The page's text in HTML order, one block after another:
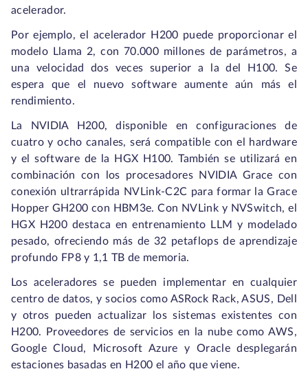
acelerador.
Por ejemplo, el acelerador H200 puede proporcionar el
modelo Llama 2, con 70.000 millones de parámetros, a
una velocidad dos veces superior a la del H100. Se
espera que el nuevo software aumente aún más el
rendimiento.
La NVIDIA H200, disponible en configuraciones de
cuatro y ocho canales, será compatible con el hardware
y el software de la HGX H100. También se utilizará en
combinación con los procesadores NVIDIA Grace con
conexión ultrarrápida NVLink-C2C para formar la Grace
Hopper GH200 con HBM3e. Con NVLink y NVSwitch, el
HGX H200 destaca en entrenamiento LLM y modelado
pesado, ofreciendo más de 32 petaflops de aprendizaje
profundo FP8 y 1,1 TB de memoria.
Los aceleradores se pueden implementar en cualquier
centro de datos, y socios como ASRock Rack, ASUS, Dell
y otros pueden actualizar los sistemas existentes con
H200. Proveedores de servicios en la nube como AWS,
Google Cloud, Microsoft Azure y Oracle desplegarán
estaciones basadas en H200 el año que viene.